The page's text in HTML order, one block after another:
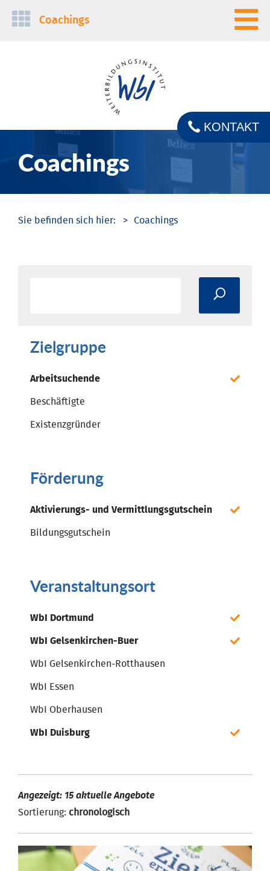
Navigation
Coachings
Coachings
KONTAKT
Coachings
Zielgruppe
Arbeitsuchende
Beschäftigte
Existenzgründer
Förderung
Aktivierungs- und Vermittlungsgutschein
Bildungsgutschein
Veranstaltungsort
WbI Dortmund
WbI Gelsenkirchen-Buer
WbI Gelsenkirchen-Rotthausen
WbI Essen
WbI Oberhausen
WbI Duisburg
Angezeigt: 15 aktuelle Angebote
Sortierung: chronologisch